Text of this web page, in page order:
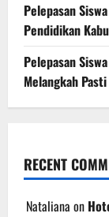
Pelepasan
Pendidikan
Pelepasan
Melangkah
RECENT
Nataliana on